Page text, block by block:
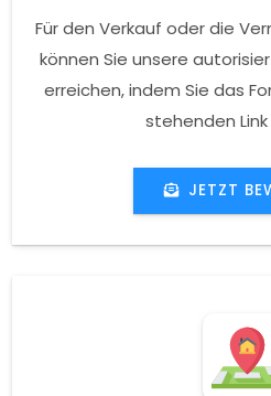
Für den Verkauf oder die
können Sie unsere
erreichen, indem Sie das
stehenden
JETZT